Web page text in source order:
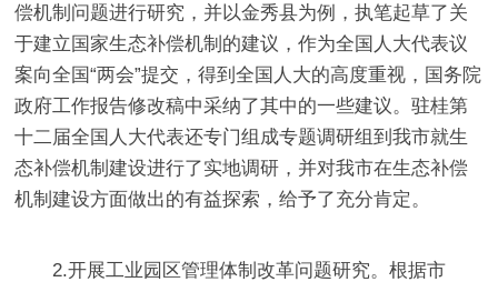
偿机制问题进行研究，并以金秀县为例，执笔起草了关
于建立国家生态补偿机制的建议，作为全国人大代表议
案向全国“两会”提交，得到全国人大的高度重视，国务院
政府工作报告修改稿中采纳了其中的一些建议。驻桂第
十二届全国人大代表还专门组成专题调研组到我市就生
态补偿机制建设进行了实地调研，并对我市在生态补偿
机制建设方面做出的有益探索，给予了充分肯定。
2.开展工业园区管理体制改革问题研究。根据市